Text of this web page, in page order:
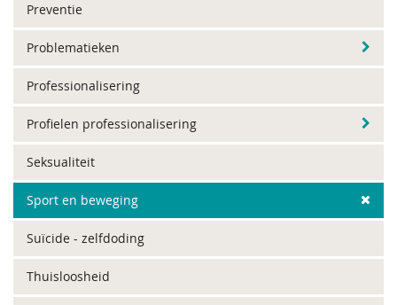
Preventie
Problematieken
Professionalisering
Profielen professionalisering
Seksualiteit
Sport en beweging
Suïcide - zelfdoding
Thuisloosheid